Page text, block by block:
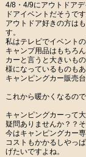
4/8・4/9にアウトドア
ドアイベントだそうです
アウトドア好きの方は
す。
私はテレビでイベント
キャンプ用品はもちろ
カーと言うと大きいも
様になっているものもあ
キャンピングカー販売
これから暖かくなるの
キャンピングカーって
疑問ありませんか？？
今はキャンピングカー
コストもかかるしやっ
げたいですよね。